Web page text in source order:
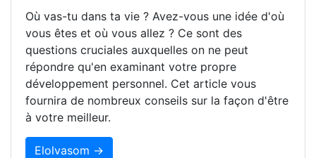
Où vas-tu dans ta vie ? Avez-vous une idée d'où
vous êtes et où vous allez ? Ce sont des
questions cruciales auxquelles on ne peut
répondre qu'en examinant votre propre
développement personnel. Cet article vous
fournira de nombreux conseils sur la façon d'être
à votre meilleur.
Elolvasom →